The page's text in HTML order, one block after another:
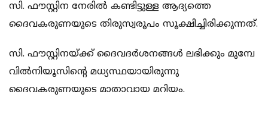
സി. ഫൗസ്റ്റിന നേരില്‍ കണ്ടിട്ടുള്ള ആദ്യത്തെ
ദൈവകരുണയുടെ തിരുസ്വരൂപം സൂക്ഷിച്ചിരിക്കുന്നത്.
സി. ഫൗസ്റ്റിനയ്ക്ക് ദൈവദര്‍ശനങ്ങള്‍ ലഭിക്കും മുമ്പേ
വില്‍നിയൂസിന്റെ മധ്യസ്ഥയായിരുന്നു
ദൈവകരുണയുടെ മാതാവായ മറിയം.